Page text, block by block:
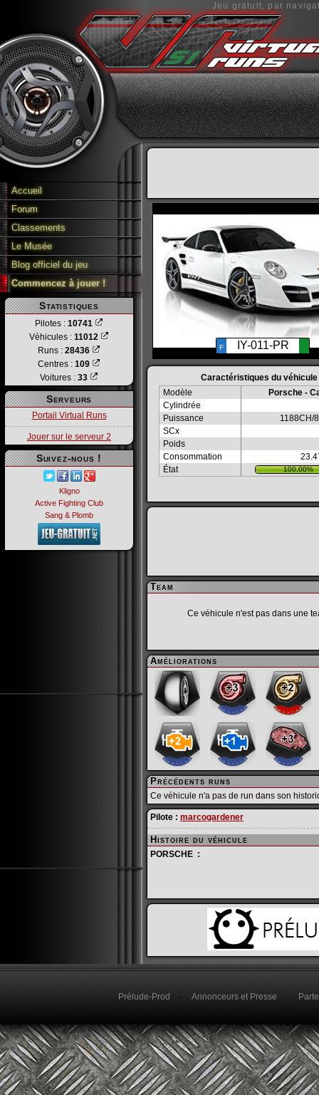
Jeu gratuit, par
Accueil
Forum
Classements
Le Musée
Blog officiel du jeu
Commencez à jouer !
Statistiques
Pilotes : 10741
Véhicules : 11012
Runs : 28436
Centres : 109
Voitures : 33
Serveurs
Portail Virtual Runs
Jouer sur le serveur 2
Suivez-nous !
Kligno
Active Fighting Club
Sang & Plomb
F IY-011-PR
Caractéristiques du véhicule
Modèle
Porsche -
Cylindrée
Puissance
1188CH/
SCx
Poids
Consommation
État
100,00%
Team
Ce véhicule n'est pas dans une
Améliorations
Précédents runs
Ce véhicule n'a pas de run dans son
Pilote : marcogardener
Histoire du véhicule
PORSCHE :
Prélude-Prod - Annonceurs et Presse -